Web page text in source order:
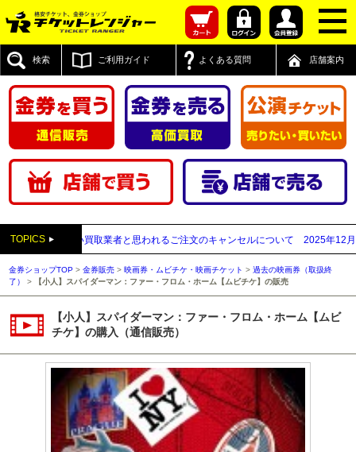
検索 ご利用ガイド よくある質問 店舗案内
TOPICS
先が先払い買取業者と思われるご注文のキャンセルについて 2025年12月05日
金券ショップTOP >金券販売 >映画券・ムビチケ・映画チケット >過去の映画券（取扱終
了）
> 【小人】スパイダーマン：ファー・フロム・ホーム【ムビチケ】の販売
【小人】スパイダーマン：ファー・フロム・ホーム【ムビ
チケ】の購入（通信販売）